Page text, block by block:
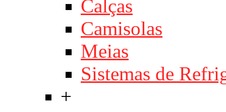
Calças
Camisolas
Meias
Sistemas de
+